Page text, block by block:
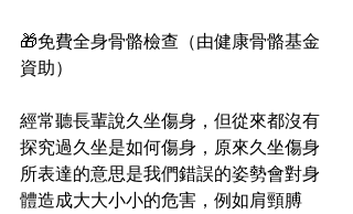
🎁免費全身骨骼檢查（由健康骨骼基金
資助）
經常聽長輩說久坐傷身，但從來都沒有
探究過久坐是如何傷身，原來久坐傷身
所表達的意思是我們錯誤的姿勢會對身
體造成大大小小的危害，例如肩頸膊